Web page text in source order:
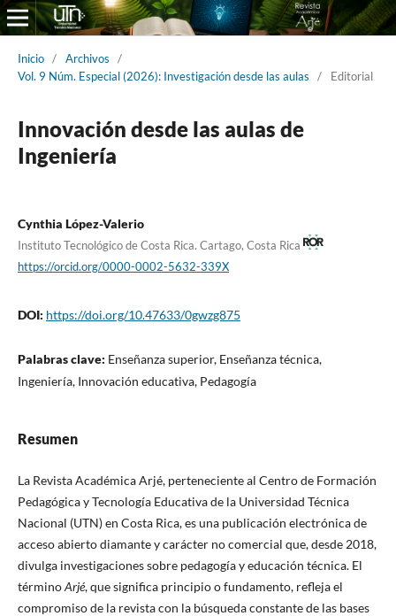
Inicio / Archivos
/
Vol. 9 Núm. Especial (2026): Investigación desde las aulas
/ Editorial
Innovación desde las aulas de
Ingeniería
Cynthia López-Valerio
Instituto Tecnológico de Costa Rica. Cartago, Costa Rica
https://orcid.org/0000-0002-5632-339X
DOI: https://doi.org/10.47633/0gwzg875
Palabras clave: Enseñanza superior, Enseñanza técnica,
Ingeniería, Innovación educativa, Pedagogía
Resumen
La Revista Académica Arjé, perteneciente al Centro de Formación
Pedagógica y Tecnología Educativa de la Universidad Técnica
Nacional (UTN) en Costa Rica, es una publicación electrónica de
acceso abierto diamante y carácter no comercial que, desde 2018,
divulga investigaciones sobre pedagogía y educación técnica. El
términoArjé, que significa principio o fundamento, refleja el
compromiso de la revista con la búsqueda constante de las bases